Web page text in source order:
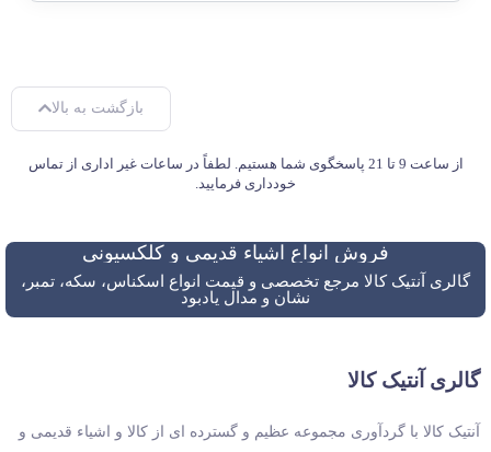
بازگشت به بالا
از ساعت 9 تا 21 پاسخگوی شما هستیم. لطفاً در ساعات غیر اداری از تماس
خودداری فرمایید.
فروش انواع اشیاء قدیمی و کلکسیونی
گالری آنتیک کالا مرجع تخصصی و قیمت انواع اسکناس، سکه، تمبر،
نشان و مدال یادبود
گالری آنتیک کالا
آنتیک کالا با گردآوری مجموعه عظیم و گسترده ای از کالا و اشیاء قدیمی و